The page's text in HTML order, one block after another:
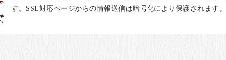
す。SSL対応ページからの情報送信は暗号化により保護されます。